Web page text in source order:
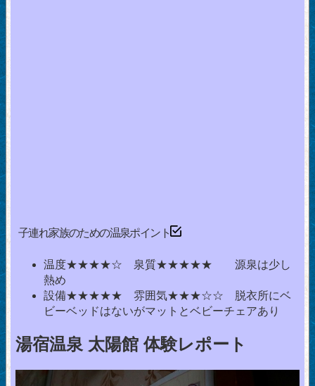
子連れ家族のための温泉ポイント
温度★★★★☆ 泉質★★★★★ 源泉は少し
熱め
設備★★★★★ 雰囲気★★★☆☆ 脱衣所にベ
ビーベッドはないがマットとベビーチェアあり
湯宿温泉 太陽館 体験レポート